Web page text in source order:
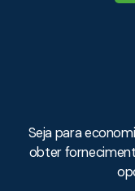
Seja para
obter